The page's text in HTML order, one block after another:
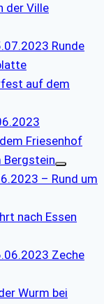
der Ville
Runde
auf dem
Friesenhof
Bergstein
– Rund um
nach Essen
Zeche
Wurm bei